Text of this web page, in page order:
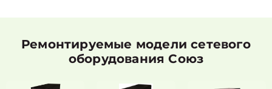
Ремонтируемые модели сетевого
оборудования Союз